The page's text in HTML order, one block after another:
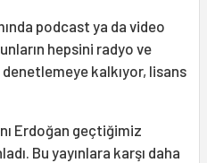
podcast ya da video
hepsini radyo ve
kalkıyor, lisans
Erdoğan geçtiğimiz
Bu yayınlara karşı daha